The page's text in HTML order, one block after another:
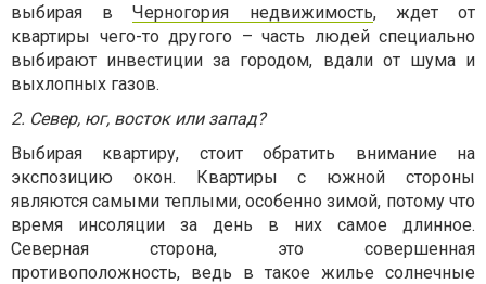
выбирая вЧерногория недвижимость, ждет от
квартиры чего-то другого – часть людей специально
выбирают инвестиции за городом, вдали от шума и
выхлопных газов.
2. Север, юг, восток или запад?
Выбирая квартиру, стоит обратить внимание на
экспозицию окон. Квартиры с южной стороны
являются самыми теплыми, особенно зимой, потому что
время инсоляции за день в них самое длинное.
Северная сторона, это совершенная
противоположность, ведь в такое жилье солнечные